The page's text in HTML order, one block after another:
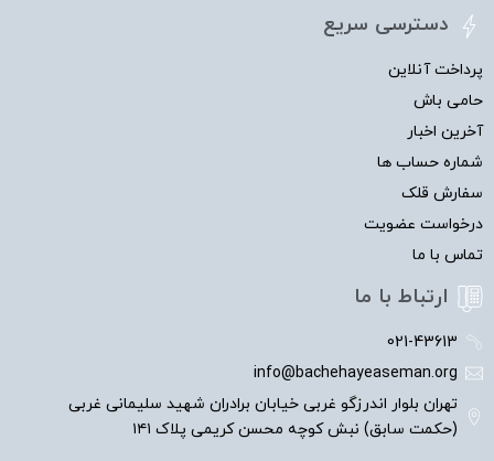
دسترسی سریع
پرداخت آنلاین
حامی باش
آخرین اخبار
شماره حساب ها
سفارش قلک
درخواست عضویت
تماس با ما
ارتباط با ما
021-43613
info@bachehayeaseman.org
تهران بلوار اندرزگو غربی خیابان برادران شهید سلیمانی غربی
(حکمت سابق) نبش کوچه محسن کریمی پلاک ۱۴۱